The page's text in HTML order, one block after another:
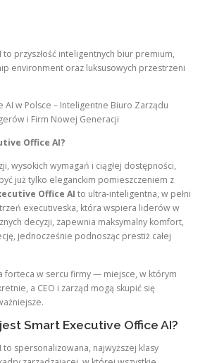
to przyszłość inteligentnych biur premium,
environment oraz luksusowych przestrzeni
AI w Polsce – Inteligentne Biuro Zarządu
i Firm Nowej Generacji
Office AI?
wysokich wymagań i ciągłej dostępności,
już tylko eleganckim pomieszczeniem z
Office AI to ultra-inteligentna, w pełni
executiveska, która wspiera liderów w
decyzji, zapewnia maksymalny komfort,
jednocześnie podnosząc prestiż całej
forteca w sercu firmy — miejsce, w którym
a CEO i zarząd mogą skupić się
Smart Executive Office AI?
to spersonalizowana, najwyższej klasy